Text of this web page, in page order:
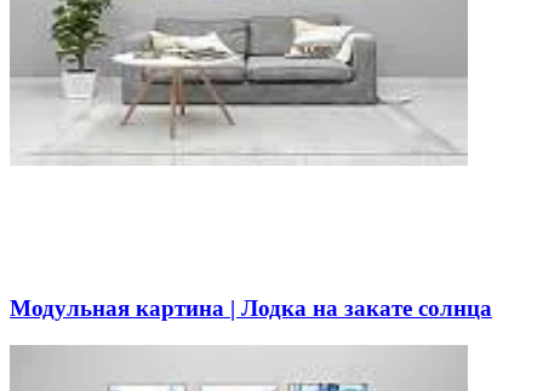
Модульная картина | Лодка на закате солнца